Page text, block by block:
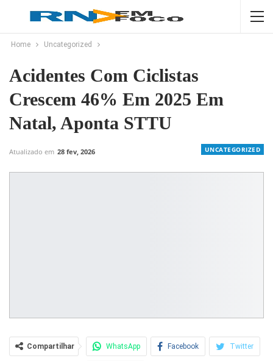
Home Uncategorized
Acidentes Com Ciclistas
Crescem 46% Em 2025 Em
Natal, Aponta STTU
UNCATEGORIZED
Atualizado em 28 fev, 2026
Compartilhar WhatsApp Facebook Twitter